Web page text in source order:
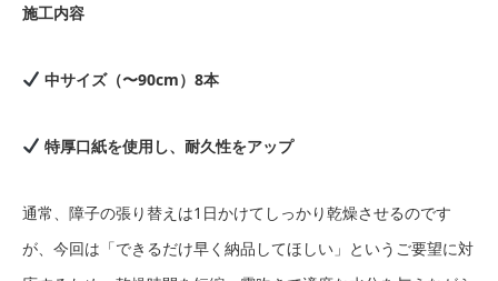
施工内容
中サイズ（〜90cm）8本
特厚口紙を使用し、耐久性をアップ
通常、障子の張り替えは1日かけてしっかり乾燥させるのです
が、今回は「できるだけ早く納品してほしい」というご要望に対